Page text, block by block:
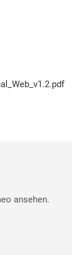
ansehen.